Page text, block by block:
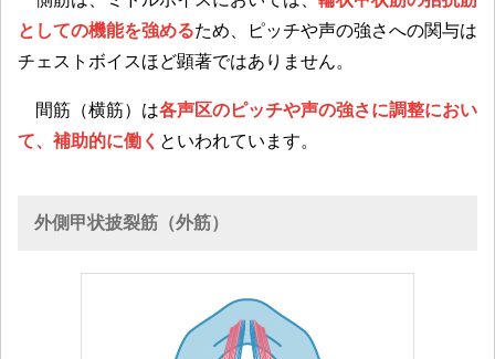
としての機能を強めるため、ピッチや声の強さへの関与は
チェストボイスほど顕著ではありません。
間筋（横筋）は各声区のピッチや声の強さに調整におい
て、補助的に働く といわれています。
外側甲状披裂筋（外筋）